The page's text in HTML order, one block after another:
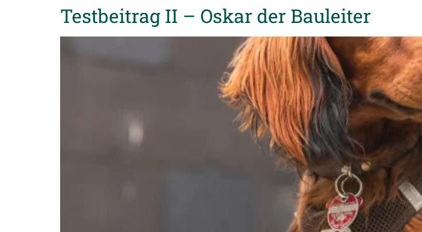
Testbeitrag II – Oskar der Bauleiter